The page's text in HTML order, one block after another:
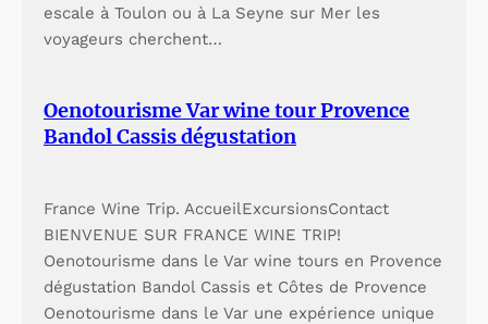
escale à Toulon ou à La Seyne sur Mer les
voyageurs cherchent…
Oenotourisme Var wine tour Provence
Bandol Cassis dégustation
France Wine Trip. AccueilExcursionsContact
BIENVENUE SUR FRANCE WINE TRIP!
Oenotourisme dans le Var wine tours en Provence
dégustation Bandol Cassis et Côtes de Provence
Oenotourisme dans le Var une expérience unique